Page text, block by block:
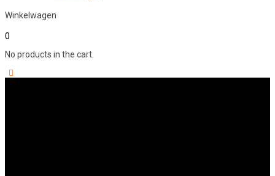
Winkelwagen
0
No products in the cart.